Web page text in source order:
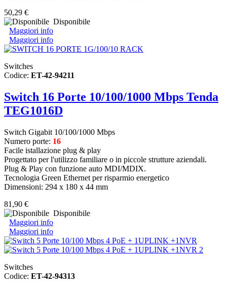
50,29 €
Disponibile
Maggiori info
Maggiori info
Switches
Codice: ET-42-94211
Switch 16 Porte 10/100/1000 Mbps Tenda
TEG1016D
Switch Gigabit 10/100/1000 Mbps
Numero porte: 16
Facile istallazione plug & play
Progettato per l'utilizzo familiare o in piccole strutture aziendali.
Plug & Play con funzione auto MDI/MDIX.
Tecnologia Green Ethernet per risparmio energetico
Dimensioni: 294 x 180 x 44 mm
81,90 €
Disponibile
Maggiori info
Maggiori info
Switches
Codice: ET-42-94313